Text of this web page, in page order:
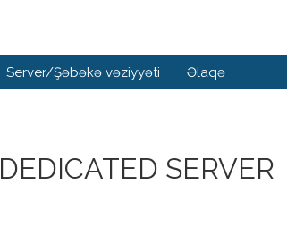
Server/Şəbəkə vəziyyəti Əlaqə
DEDICATED SERVER